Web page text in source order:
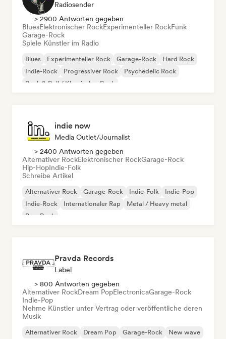
Radiosender
> 2900 Antworten gegeben
BluesElektronischer RockExperimenteller RockFunk
Garage-Rock
Spiele Künstler im Radio
Blues Experimenteller Rock Garage-Rock
Hard Rock
Indie-Rock
Progressiver Rock
Psychedelic Rock
Rock & Roll / Klassischer Rock
indie now
Media Outlet/Journalist
> 2400 Antworten gegeben
Alternativer RockElektronischer RockGarage-Rock
Hip-HopIndie-Folk
Schreibe Artikel
Alternativer Rock Garage-Rock Indie-Folk
Indie-Pop
Indie-Rock
Internationaler Rap
Metal / Heavy metal
Pop-Rock
Pravda Records
Label
> 800 Antworten gegeben
Alternativer RockDream PopElectronicaGarage-Rock
Indie-Pop
Nehme Künstler unter Vertrag oder veröffentliche deren
Musik
Alternativer Rock Dream Pop Garage-Rock
New wave